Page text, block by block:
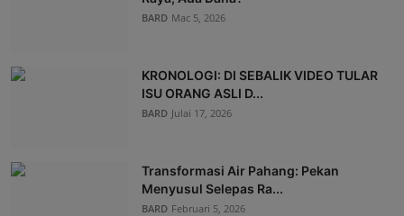
BARD Mac 5, 2026
KRONOLOGI: DI SEBALIK VIDEO TULAR
ISU ORANG ASLI D...
BARD Julai 17, 2026
Transformasi Air Pahang: Pekan
Menyusul Selepas Ra...
BARD Februari 5, 2026